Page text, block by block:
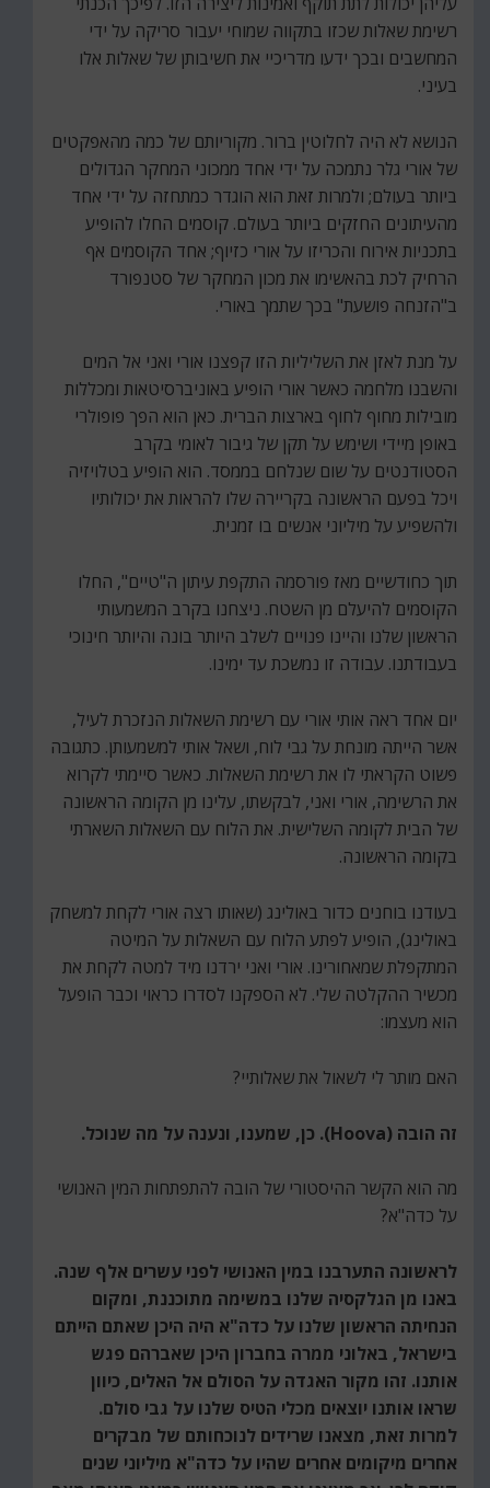
רשימת שאלות שכזו בתקווה שמוחי יעבור סריקה על ידי
המחשבים ובכך ידעו מדריכיי את חשיבותן של שאלות אלו
בעיני.
הנושא לא היה לחלוטין ברור. מקוריותם של כמה מהאפקטים
של אורי גלר נתמכה על ידי אחד ממכוני המחקר הגדולים
ביותר בעולם; ולמרות זאת הוא הוגדר כמתחזה על ידי אחד
מהעיתונים החזקים ביותר בעולם. קוסמים החלו להופיע
בתכניות אירוח והכריזו על אורי כזיוף; אחד הקוסמים אף
הרחיק לכת בהאשימו את מכון המחקר של סטנפורד
ב"הזנחה פושעת" בכך שתמך באורי.
על מנת לאזן את השליליות הזו קפצנו אורי ואני אל המים
והשבנו מלחמה כאשר אורי הופיע באוניברסיטאות ומכללות
מובילות מחוף לחוף בארצות הברית. כאן הוא הפך פופולרי
באופן מיידי ושימש על תקן של גיבור לאומי בקרב
הסטודנטים על שום שנלחם בממסד. הוא הופיע בטלויזיה
ויכל בפעם הראשונה בקריירה שלו להראות את יכולותיו
ולהשפיע על מיליוני אנשים בו זמנית.
תוך כחודשיים מאז פורסמה התקפת עיתון ה"טיים", החלו
הקוסמים להיעלם מן השטח. ניצחנו בקרב המשמעותי
הראשון שלנו והיינו פנויים לשלב היותר בונה והיותר חינוכי
בעבודתנו. עבודה זו נמשכת עד ימינו.
יום אחד ראה אותי אורי עם רשימת השאלות הנזכרת לעיל,
אשר הייתה מונחת על גבי לוח, ושאל אותי למשמעותן. כתגובה
פשוט הקראתי לו את רשימת השאלות. כאשר סיימתי לקרוא
את הרשימה, אורי ואני, לבקשתו, עלינו מן הקומה הראשונה
של הבית לקומה השלישית. את הלוח עם השאלות השארתי
בקומה הראשונה.
בעודנו בוחנים כדור באולינג (שאותו רצה אורי לקחת למשחק
באולינג), הופיע לפתע הלוח עם השאלות על המיטה
המתקפלת שמאחורינו. אורי ואני ירדנו מיד למטה לקחת את
מכשיר ההקלטה שלי. לא הספקנו לסדרו כראוי וכבר הופעל
הוא מעצמו:
האם מותר לי לשאול את שאלותיי?
זה הובה (Hoova). כן, שמענו, ונענה על מה שנוכל.
מה הוא הקשר ההיסטורי של הובה להתפתחות המין האנושי
על כדה"א?
לראשונה התערבנו במין האנושי לפני עשרים אלף שנה.
באנו מן הגלקסיה שלנו במשימה מתוכננת, ומקום
הנחיתה הראשון שלנו על כדה"א היה היכן שאתם הייתם
בישראל, באלוני ממרה בחברון היכן שאברהם פגש
אותנו. זהו מקור האגדה על הסולם אל האלים, כיוון
שראו אותנו יוצאים מכלי הטיס שלנו על גבי סולם.
למרות זאת, מצאנו שרידים לנוכחותם של מבקרים
אחרים מיקומים אחרים שהיו על כדה"א מיליוני שנים